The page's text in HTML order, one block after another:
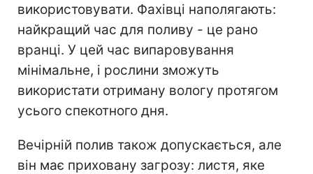
використовувати. Фахівці наполягають:
найкращий час для поливу - це рано
вранці. У цей час випаровування
мінімальне, і рослини зможуть
використати отриману вологу протягом
усього спекотного дня.
Вечірній полив також допускається, але
він має приховану загрозу: листя, яке